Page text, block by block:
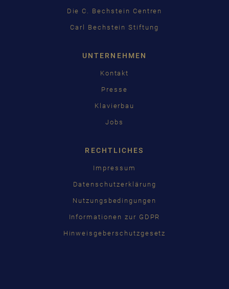
Die C. Bechstein Centren
Carl Bechstein Stiftung
UNTERNEHMEN
Kontakt
Presse
Klavierbau
Jobs
RECHTLICHES
Impressum
Datenschutzerklärung
Nutzungsbedingungen
Informationen zur GDPR
Hinweisgeberschutzgesetz